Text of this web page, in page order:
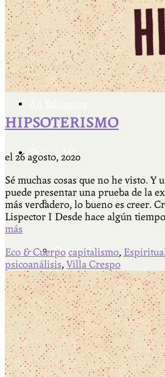
Cátedra Bailable 2018
Más
Qué es Ají
ADHERITE!
Qué es Ají
Staff
HIPSOTERISMO
el 26 agosto, 2020
Sé muchas cosas que no he visto. Y
puede presentar una prueba de la
más verdadero, lo bueno es creer.
Lispector I Desde hace algún
más
Eco & Cuerpo capitalismo,
psicoanálisis, Villa Crespo